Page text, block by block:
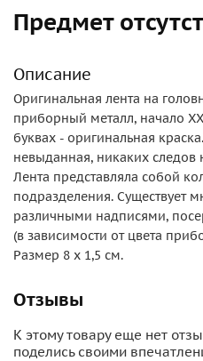
Предмет
Описание
Оригинальная лента на
приборный металл, начало
буквах - оригинальная
невыданная, никаких следов
Лента представляла собой
подразделения. Существует
различными надписями,
(в зависимости от цвета
Размер 8 х 1,5 см.
Отзывы
К этому товару еще нет
поделись своими